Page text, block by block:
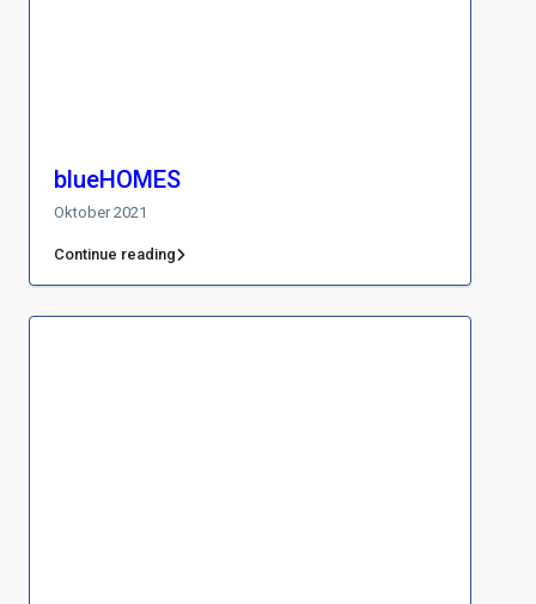
blueHOMES
Oktober 2021
Continue reading